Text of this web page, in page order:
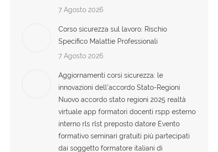
7 Agosto 2026
Corso sicurezza sul lavoro: Rischio
Specifico Malattie Professionali
7 Agosto 2026
Aggiornamenti corsi sicurezza: le
innovazioni dell’accordo Stato-Regioni
Nuovo accordo stato regioni 2025 realtà
virtuale app formatori docenti rspp esterno
interno rls rlst preposto datore Evento
formativo seminari gratuiti più partecipati
dai soggetto formatore italiani di